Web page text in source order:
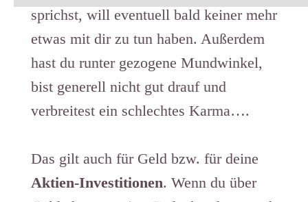
sprichst, will eventuell bald keiner mehr
etwas mit dir zu tun haben. Außerdem
hast du runter gezogene Mundwinkel,
bist generell nicht gut drauf und
verbreitest ein schlechtes Karma….
Das gilt auch für Geld bzw. für deine
Aktien-Investitionen. Wenn du über